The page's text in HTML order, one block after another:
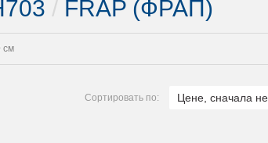
/ FRAP (ФРАП)
см
Сортировать по: Цене, сначала